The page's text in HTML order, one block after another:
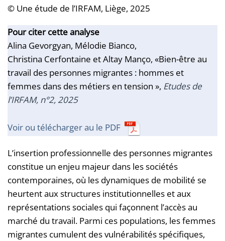
© Une étude de l’IRFAM, Liège, 2025
Pour citer cette analyse
Alina Gevorgyan, Mélodie Bianco,
Christina Cerfontaine et Altay Manço, «Bien-être au
travail des personnes migrantes : hommes et
femmes dans des métiers en tension », Etudes de
l’IRFAM, n°2, 2025
Voir ou télécharger au le PDF
L’insertion professionnelle des personnes migrantes
constitue un enjeu majeur dans les sociétés
contemporaines, où les dynamiques de mobilité se
heurtent aux structures institutionnelles et aux
représentations sociales qui façonnent l’accès au
marché du travail. Parmi ces populations, les femmes
migrantes cumulent des vulnérabilités spécifiques,